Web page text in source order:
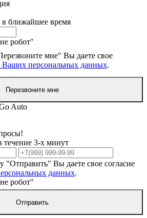
ближайшее время
робот"
мне" Вы даете свое
Ваших персональных данных.
Перезвоните мне
3-х минут
"Отправить" Вы даете свое согласие
данных.
робот"
Отправить